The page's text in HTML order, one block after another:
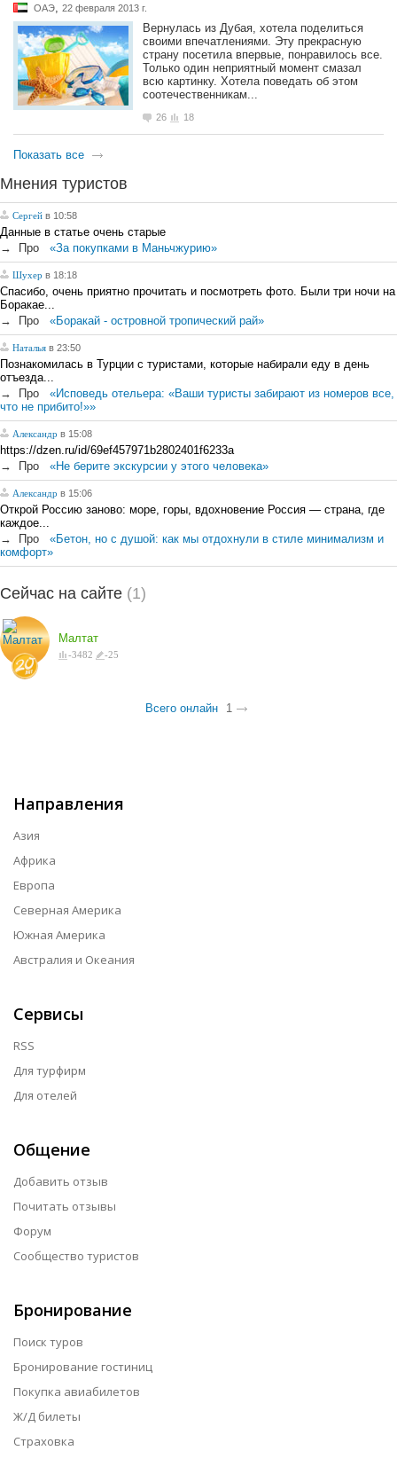
ОАЭ, 22 февраля 2013 г.
Вернулась из Дубая, хотела поделиться
своими впечатлениями. Эту прекрасную
страну посетила впервые, понравилось все.
Только один неприятный момент смазал
всю картинку. Хотела поведать об этом
соотечественникам...
26 18
Показать все
Мнения туристов
Сергей в 10:58
Данные в статье очень старые
→
Про «За покупками в Маньчжурию»
Шухер в 18:18
Спасибо, очень приятно прочитать и посмотреть фото. Были три ночи на
Боракае...
→
Про «Боракай - островной тропический рай»
Наталья в 23:50
Познакомилась в Турции с туристами, которые набирали еду в день
отъезда...
→
Про
«Исповедь отельера: «Ваши туристы забирают из номеров все,
что не прибито!»»
Александр в 15:08
https://dzen.ru/id/69ef457971b2802401f6233a
→
Про «Не берите экскурсии у этого человека»
Александр в 15:06
Открой Россию заново: море, горы, вдохновение Россия — страна, где
каждое...
→
Про
«Бетон, но с душой: как мы отдохнули в стиле минимализм и
комфорт»
Сейчас на сайте (1)
Малтат
-3482 -25
Всего онлайн 1
Направления
Азия
Африка
Европа
Северная Америка
Южная Америка
Австралия и Океания
Сервисы
RSS
Для турфирм
Для отелей
Общение
Добавить отзыв
Почитать отзывы
Форум
Сообщество туристов
Бронирование
Поиск туров
Бронирование гостиниц
Покупка авиабилетов
Ж/Д билеты
Страховка